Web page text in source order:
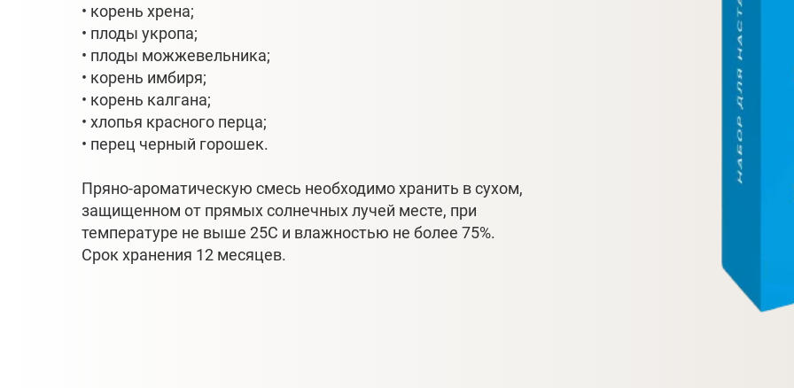
• корень хрена;
• плоды укропа;
• плоды можжевельника;
• корень имбиря;
• корень калгана;
• хлопья красного перца;
• перец черный горошек.
Пряно-ароматическую смесь необходимо хранить в сухом,
защищенном от прямых солнечных лучей месте, при
температуре не выше 25С и влажностью не более 75%.
Срок хранения 12 месяцев.